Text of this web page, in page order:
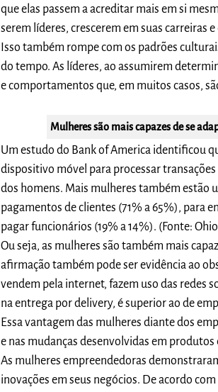
que elas passem a acreditar mais em si
serem líderes, crescerem em suas carreiras
Isso também rompe com os padrões
do tempo. As líderes, ao assumirem
e comportamentos que, em muitos casos,
Mulheres são mais capazes de se
Um estudo do Bank of America identificou
dispositivo móvel para processar
dos homens. Mais mulheres também estão
pagamentos de clientes (71% a 65%), para
pagar funcionários (19% a 14%). (Fonte:
Ou seja, as mulheres são também mais
afirmação também pode ser evidência ao
vendem pela internet, fazem uso das redes
na entrega por delivery, é superior ao de
Essa vantagem das mulheres diante dos
e nas mudanças desenvolvidas em produtos
As mulheres empreendedoras
inovações em seus negócios. De acordo